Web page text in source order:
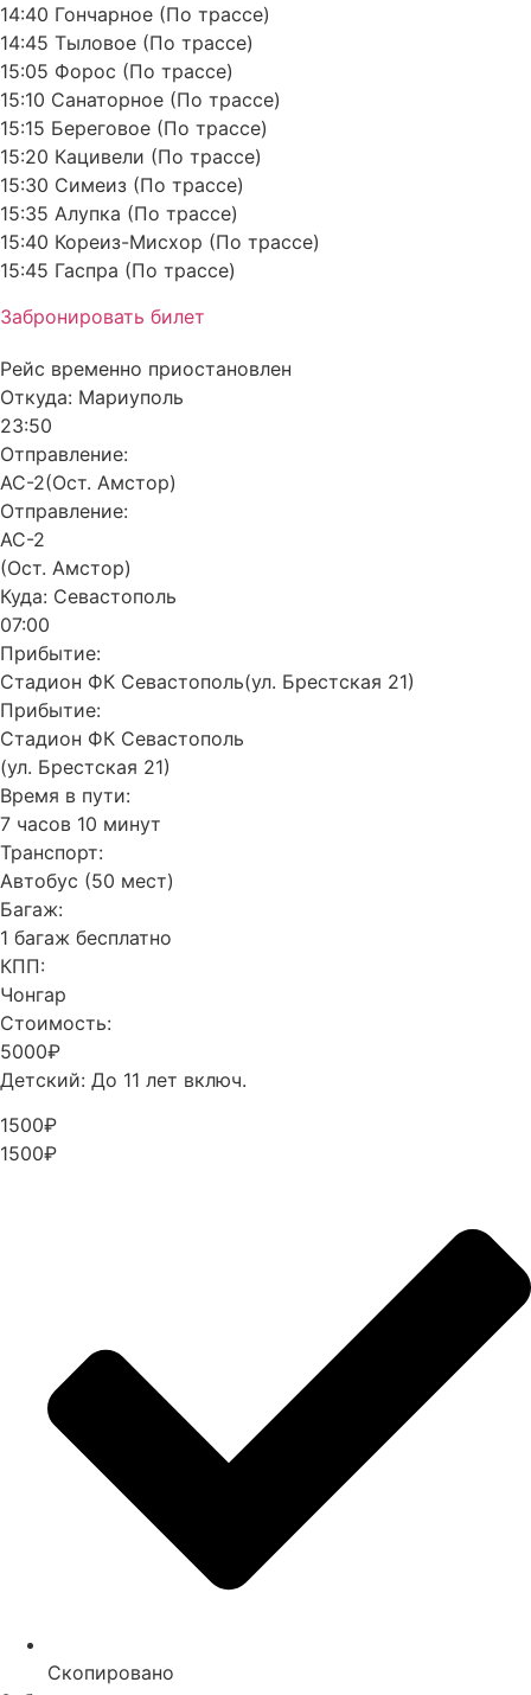
14:40 Гончарное (По трассе)
14:45 Тыловое (По трассе)
15:05 Форос (По трассе)
15:10 Санаторное (По трассе)
15:15 Береговое (По трассе)
15:20 Кацивели (По трассе)
15:30 Симеиз (По трассе)
15:35 Алупка (По трассе)
15:40 Кореиз-Мисхор (По трассе)
15:45 Гаспра (По трассе)
Забронировать билет
Рейс временно приостановлен
Откуда: Мариуполь
23:50
Отправление:
АС-2(Ост. Амстор)
Отправление:
АС-2
(Ост. Амстор)
Куда: Севастополь
07:00
Прибытие:
Стадион ФК Севастополь(ул. Брестская 21)
Прибытие:
Стадион ФК Севастополь
(ул. Брестская 21)
Время в пути:
7 часов 10 минут
Транспорт:
Автобус (50 мест)
Багаж:
1 багаж бесплатно
КПП:
Чонгар
Стоимость:
5000₽
Детский: До 11 лет включ.
1500₽
1500₽
Скопировано